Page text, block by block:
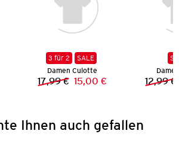
Preis:
3 für 2
SALE
Damen Culotte
Vorheriger Preis:
17,99 € Neuer Preis:
15,00 € 12,99 €
Ihnen auch gefallen